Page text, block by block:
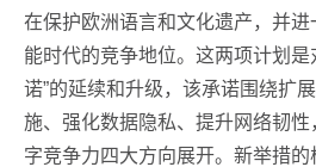
在保护欧洲语言和文化遗产，并
能时代的竞争地位。这两项计划是
诺”的延续和升级，该承诺围绕扩
施、强化数据隐私、提升网络韧
字竞争力四大方向展开。新举措